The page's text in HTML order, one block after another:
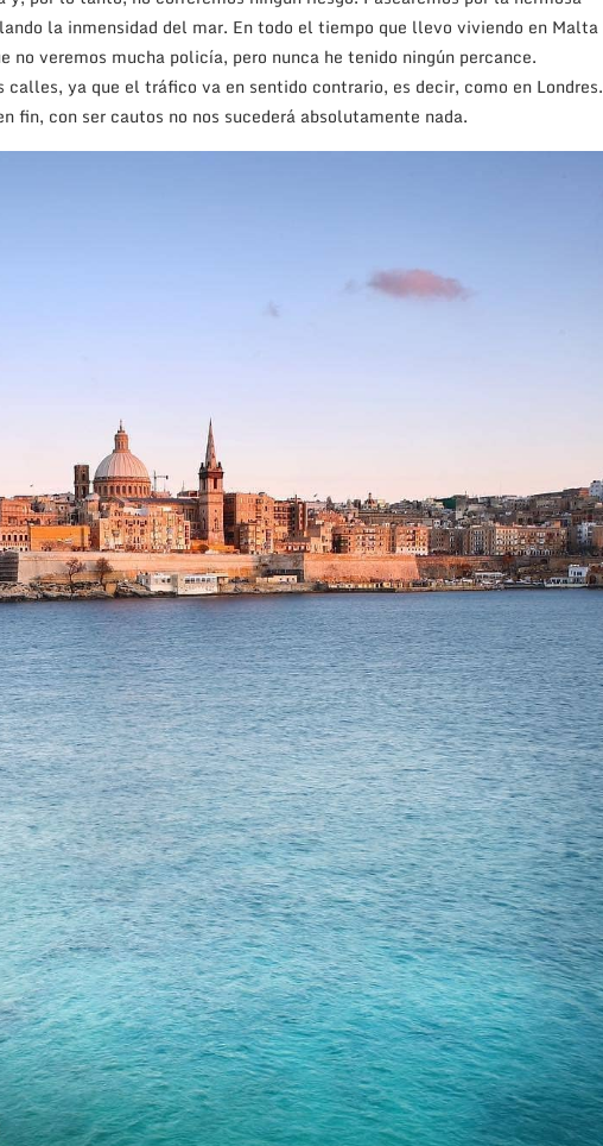
la inmensidad del mar. En todo el tiempo que llevo viviendo en Malta
no veremos mucha policía, pero nunca he tenido ningún percance.
calles, ya que el tráfico va en sentido contrario, es decir, como en Londres.
fin, con ser cautos no nos sucederá absolutamente nada.